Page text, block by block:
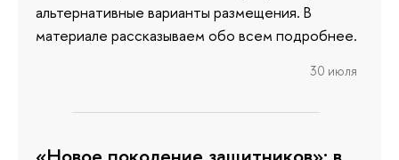
альтернативные варианты размещения. В
материале рассказываем обо всем подробнее.
30 июля